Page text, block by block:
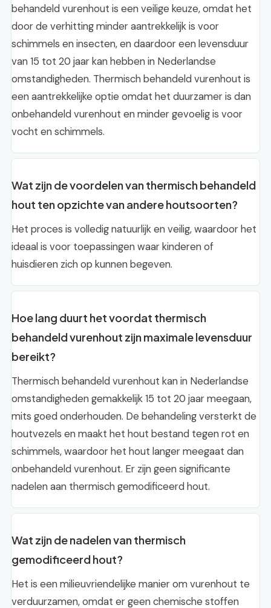
behandeld vurenhout is een veilige keuze, omdat het
door de verhitting minder aantrekkelijk is voor
schimmels en insecten, en daardoor een levensduur
van 15 tot 20 jaar kan hebben in Nederlandse
omstandigheden. Thermisch behandeld vurenhout is
een aantrekkelijke optie omdat het duurzamer is dan
onbehandeld vurenhout en minder gevoelig is voor
vocht en schimmels.
Wat zijn de voordelen van thermisch behandeld
hout ten opzichte van andere houtsoorten?
Het proces is volledig natuurlijk en veilig, waardoor het
ideaal is voor toepassingen waar kinderen of
huisdieren zich op kunnen begeven.
Hoe lang duurt het voordat thermisch
behandeld vurenhout zijn maximale levensduur
bereikt?
Thermisch behandeld vurenhout kan in Nederlandse
omstandigheden gemakkelijk 15 tot 20 jaar meegaan,
mits goed onderhouden. De behandeling versterkt de
houtvezels en maakt het hout bestand tegen rot en
schimmels, waardoor het hout langer meegaat dan
onbehandeld vurenhout. Er zijn geen significante
nadelen aan thermisch gemodificeerd hout.
Wat zijn de nadelen van thermisch
gemodificeerd hout?
Het is een milieuvriendelijke manier om vurenhout te
verduurzamen, omdat er geen chemische stoffen